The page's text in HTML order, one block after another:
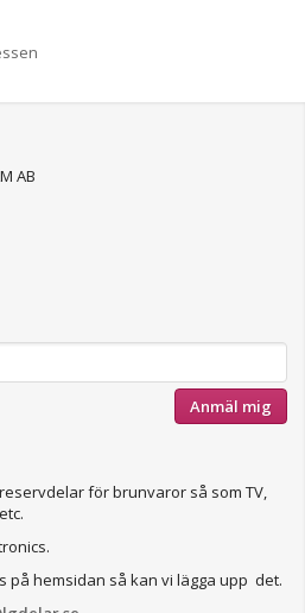
AB
Anmäl mig
för brunvaror så som TV,
på hemsidan så kan vi lägga upp det.